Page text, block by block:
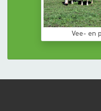
Vee- en